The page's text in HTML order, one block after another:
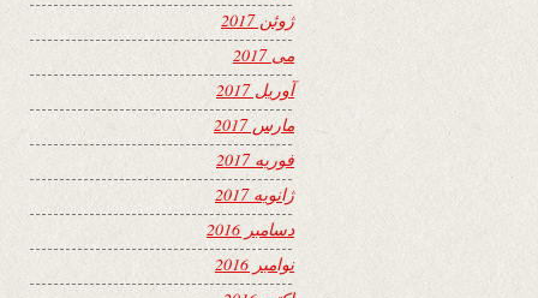
ژوئن 2017
می 2017
آوریل 2017
مارس 2017
فوریه 2017
ژانویه 2017
دسامبر 2016
نوامبر 2016